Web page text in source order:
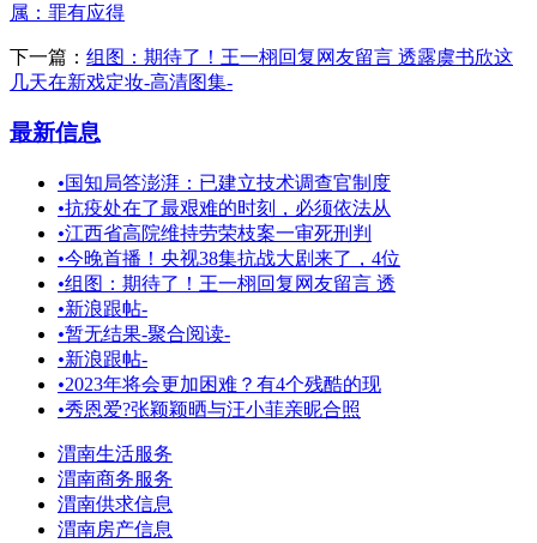
属：罪有应得
下一篇： 组图：期待了！王一栩回复网友留言 透露虞书欣这
几天在新戏定妆-高清图集-
最新信息
•国知局答澎湃：已建立技术调查官制度
•抗疫处在了最艰难的时刻，必须依法从
•江西省高院维持劳荣枝案一审死刑判
•今晚首播！央视38集抗战大剧来了，4位
•组图：期待了！王一栩回复网友留言 透
•新浪跟帖-
•暂无结果-聚合阅读-
•新浪跟帖-
•2023年将会更加困难？有4个残酷的现
•秀恩爱?张颖颖晒与汪小菲亲昵合照
渭南生活服务
渭南商务服务
渭南供求信息
渭南房产信息